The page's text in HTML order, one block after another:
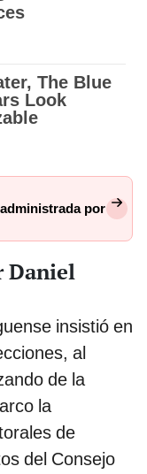
por
Daniel
insistió en
al
de la
la
de
del Consejo